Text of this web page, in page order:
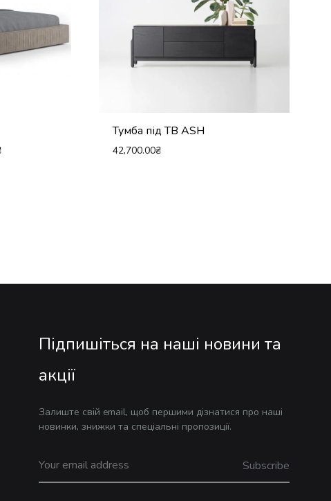
Тумба під ТВ ASH
42,700.00₴
Підпишіться на наші новини та
акції
Залиште свій email, щоб першими дізнатися про наші
новинки, знижки та спеціальні пропозиції.